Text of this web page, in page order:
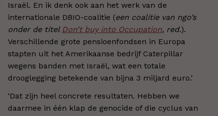
Israël. En ik denk ook aan het werk van de
internationale DBIO-coalitie (een coalitie van ngo’s
onder de titel Don’t buy into Occupation, red.).
Verschillende grote pensioenfondsen in Europa
stapten uit het Amerikaanse bedrijf Caterpillar
wegens banden met Israël, wat een totale
drooglegging betekende van bijna 3 miljard euro.’
‘Dat zijn heel concrete resultaten. Hebben we
daarmee in één klap de genocide of die cyclus van